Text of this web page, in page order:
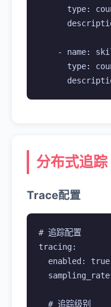
type:
- name:
type:
分布式追踪
Trace配置
# 追踪配置
tracing:
  enabled: true
  # 追踪级别